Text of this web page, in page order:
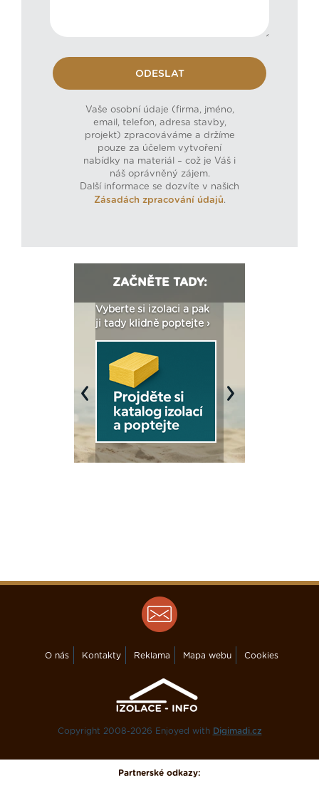
Vaše osobní údaje (firma, jméno,
email, telefon, adresa stavby,
projekt) zpracováváme a držíme
pouze za účelem vytvoření
nabídky na materiál – což je Váš i
náš oprávněný zájem.
Další informace se dozvíte v našich
Zásadách zpracování údajů.
ZAČNĚTE TADY:
Vyberte si izolaci a pak
ji tady klidně poptejte ›
Previous Next
O nás Kontakty Reklama Mapa webu Cookies
Copyright 2008-2026 Enjoyed with Digimadi.cz
Partnerské odkazy: